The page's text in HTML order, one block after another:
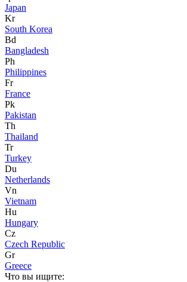
Japan
Kr
South Korea
Bd
Bangladesh
Ph
Philippines
Fr
France
Pk
Pakistan
Th
Thailand
Tr
Turkey
Du
Netherlands
Vn
Vietnam
Hu
Hungary
Cz
Czech Republic
Gr
Greece
Что вы ищите: